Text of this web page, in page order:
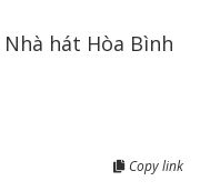
hát Hòa Bình
Copy link